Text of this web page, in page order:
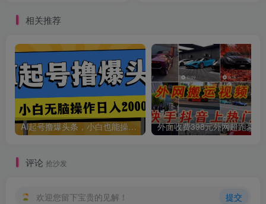
相关推荐
AI起号撸爆头条，小白也能操作，日入2000+
评论 抢沙发
欢迎您留下宝贵的见解！ 提交